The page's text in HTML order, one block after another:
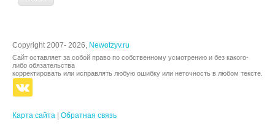
Карта сайта Обратная связь
Copyright 2007- 2026, Newotzyv.ru
Сайт оставляет за собой право по собственному усмотрению и без какого-
либо обязательства
корректировать или исправлять любую ошибку или неточность в любом тексте.